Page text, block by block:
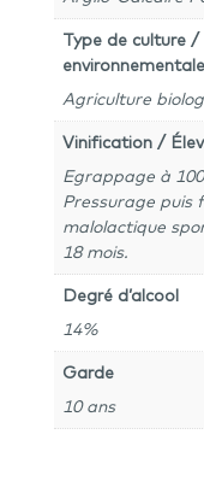
Type de culture
Agriculture
Vinification /
Egrappage à
Pressurage puis
malolactique
18 mois.
Degré d’alcool
14%
Garde
10 ans